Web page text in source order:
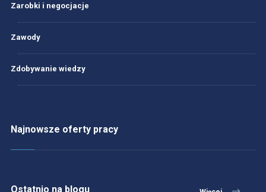
Zarobki i negocjacje
Zawody
Zdobywanie wiedzy
Najnowsze oferty pracy
Ostatnio na blogu